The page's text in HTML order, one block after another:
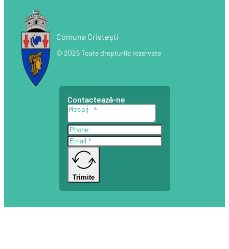
Comuna Cristești
© 2026 Toate drepturile rezervate
Contactează-ne
Trimite